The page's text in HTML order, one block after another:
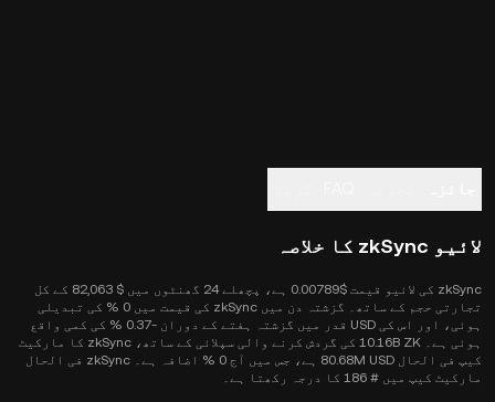
لائیو zkSync کا خلاصہ
zkSync کی لائیو قیمت $0.00789 ہے، پچھلے 24 گھنٹوں میں $ 82,063 کے کل
تجارتی حجم کے ساتھ۔ گزشتہ دن میں zkSync کی قیمت میں 0 % کی تبدیلی
ہوئی، اور اس کی USD قدر میں گزشتہ ہفتے کے دوران -‎0.37 % کی کمی واقع
ہوئی ہے۔ 10.16B ZK کی گردش کرنے والی سپلائی کے ساتھ، zkSync کا مارکیٹ
کیپ فی الحال 80.68M USD ہے، جس میں آج 0 % اضافہ ہے۔ zkSync فی الحال
مارکیٹ کیپ میں # 186 کا درجہ رکھتا ہے۔